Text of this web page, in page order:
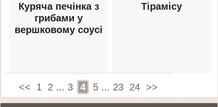
Куряча печінка з
грибами у
вершковому соусі
Тірамісу
<< 1 2 ... 3 4 5 ... 23 24 >>